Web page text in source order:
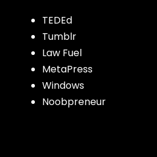
TEDEd
Tumblr
Law Fuel
MetaPress
Windows
Noobpreneur